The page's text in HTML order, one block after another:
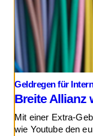
Geldregen für
Breite Allianz
Mit einer Extra-
wie Youtube den